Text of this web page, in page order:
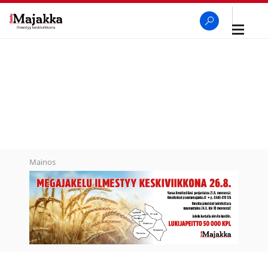
Avaa
Mainos